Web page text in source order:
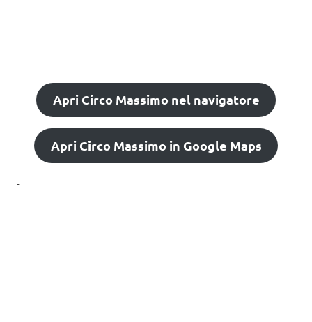
Apri Circo Massimo nel navigatore
Apri Circo Massimo in Google Maps
-